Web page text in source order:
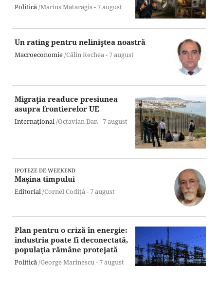
Politică/Marius Mataragis -7 august
Un rating pentru neliniştea noastră
Macroeconomie/Călin Rechea -7 august
Migraţia readuce presiunea
asupra frontierelor UE
Internaţional/Octavian Dan -7 august
IPOTEZE DE WEEKEND
Maşina timpului
Editorial/Cornel Codiţă -7 august
Plan pentru o criză în energie:
industria poate fi deconectată,
populaţia rămâne protejată
Politică/George Marinescu -7 august